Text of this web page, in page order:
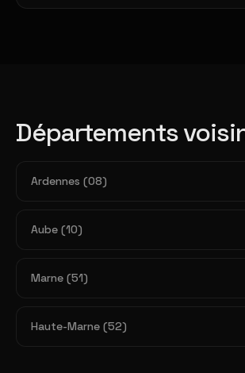
Départements
Ardennes (08)
Aube (10)
Marne (51)
Haute-Marne (52)